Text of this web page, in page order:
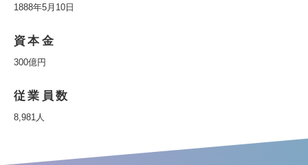
1888年5月10日
資本金
300億円
従業員数
8,981人